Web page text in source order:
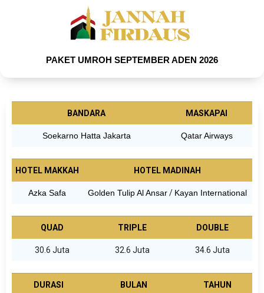
PAKET UMROH SEPTEMBER ADEN 2026
BANDARA MASKAPAI
Soekarno Hatta Jakarta Qatar Airways
HOTEL MAKKAH HOTEL MADINAH
Azka Safa Golden Tulip Al Ansar/ Kayan International
QUAD TRIPLE DOUBLE
30.6 Juta 32.6 Juta 34.6 Juta
DURASI BULAN TAHUN